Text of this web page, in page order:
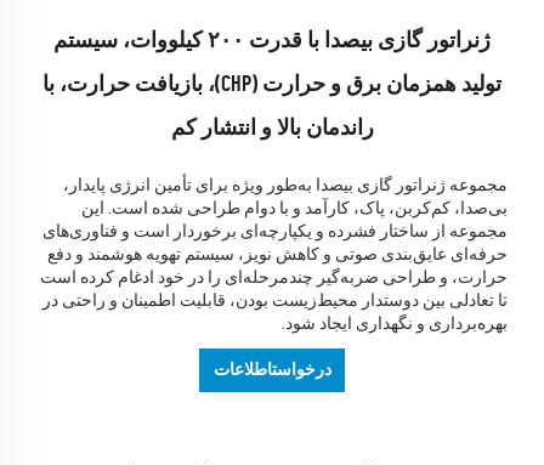
ژنراتور گازی بیصدا با قدرت ۲۰۰ کیلووات، سیستم
تولید همزمان برق و حرارت (CHP)، بازیافت حرارت، با
راندمان بالا و انتشار کم
مجموعه ژنراتور گازی بیصدا به‌طور ویژه برای تأمین انرژی پایدار،
بی‌صدا، کم‌کربن، پاک، کارآمد و با دوام طراحی شده است. این
مجموعه از ساختار فشرده و یکپارچه‌ای برخوردار است و فناوری‌های
حرفه‌ای عایق‌بندی صوتی و کاهش نویز، سیستم تهویه هوشمند و دفع
حرارت، و طراحی ضربه‌گیر چندمرحله‌ای را در خود ادغام کرده است
تا تعادلی بین دوستدار محیط‌زیست بودن، قابلیت اطمینان و راحتی در
بهره‌برداری و نگهداری ایجاد شود.
درخواستاطلاعات